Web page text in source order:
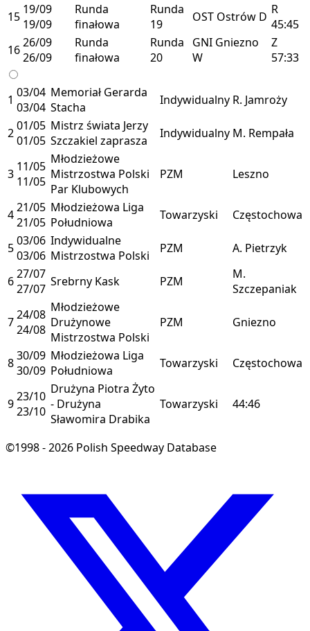
15 19/09
19/09
Runda
finałowa
Runda
19
OST Ostrów D R
45:45
1626/09
26/09
Runda
finałowa
Runda
20
GNI Gniezno
W
Z
57:33
1 03/04
03/04
Memoriał Gerarda
Stacha
Indywidualny R. Jamroży
201/05
01/05
Mistrz świata Jerzy
Szczakiel zaprasza
Indywidualny M. Rempała
3 11/05
11/05
Młodzieżowe
Mistrzostwa Polski
Par Klubowych
PZM Leszno
421/05
21/05
Młodzieżowa Liga
Południowa
Towarzyski Częstochowa
503/06
03/06
Indywidualne
Mistrzostwa Polski
PZM A. Pietrzyk
627/07
27/07 Srebrny Kask PZM
M.
Szczepaniak
724/08
24/08
Młodzieżowe
Drużynowe
Mistrzostwa Polski
PZM Gniezno
830/09
30/09
Młodzieżowa Liga
Południowa
Towarzyski Częstochowa
923/10
23/10
Drużyna Piotra Żyto
- Drużyna
Sławomira Drabika
Towarzyski 44:46
©1998 - 2026 Polish Speedway Database